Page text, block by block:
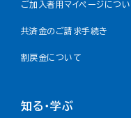
ご加入者用マイページについ
共済金のご請求手続き
割戻金について​
知る・学ぶ